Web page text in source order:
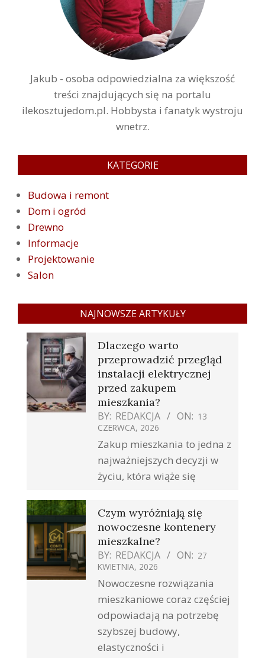
Jakub - osoba odpowiedzialna za większość
treści znajdujących się na portalu
ilekosztujedom.pl. Hobbysta i fanatyk wystroju
wnetrz.
KATEGORIE
Budowa i remont
Dom i ogród
Drewno
Informacje
Projektowanie
Salon
NAJNOWSZE ARTYKUŁY
Dlaczego warto
przeprowadzić przegląd
instalacji elektrycznej
przed zakupem
mieszkania?
BY: REDAKCJA ON: 13
CZERWCA, 2026
Zakup mieszkania to jedna z
najważniejszych decyzji w
życiu, która wiąże się
Czym wyróżniają się
nowoczesne kontenery
mieszkalne?
BY: REDAKCJA ON: 27
KWIETNIA, 2026
Nowoczesne rozwiązania
mieszkaniowe coraz częściej
odpowiadają na potrzebę
szybszej budowy,
elastyczności i